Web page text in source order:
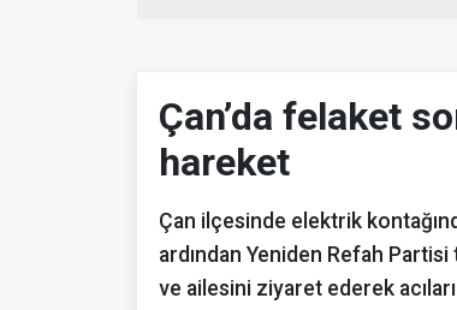
Çan’da felaket
hareket
Çan ilçesinde elektrik
ardından Yeniden Refah
ve ailesini ziyaret ederek